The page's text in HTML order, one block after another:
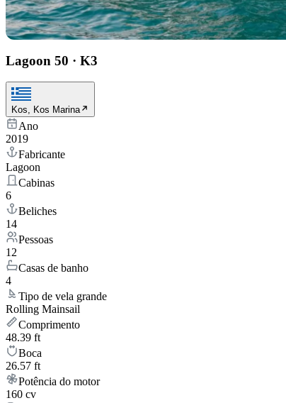
Lagoon 50 · K3
Kos, Kos Marina
Ano
2019
Fabricante
Lagoon
Cabinas
6
Beliches
14
Pessoas
12
Casas de banho
4
Tipo de vela grande
Rolling Mainsail
Comprimento
48.39 ft
Boca
26.57 ft
Potência do motor
160 cv